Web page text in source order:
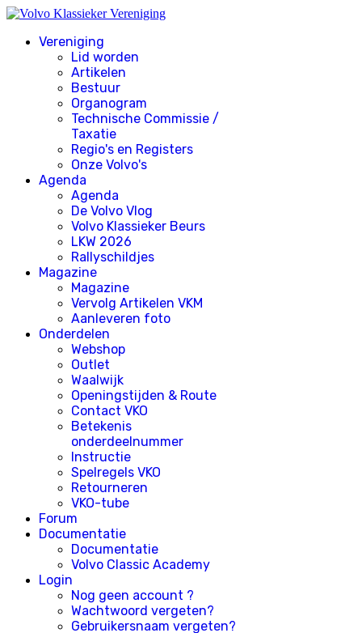
Vereniging
Lid worden
Artikelen
Bestuur
Organogram
Technische Commissie /
Taxatie
Regio's en Registers
Onze Volvo's
Agenda
Agenda
De Volvo Vlog
Volvo Klassieker Beurs
LKW 2026
Rallyschildjes
Magazine
Magazine
Vervolg Artikelen VKM
Aanleveren foto
Onderdelen
Webshop
Outlet
Waalwijk
Openingstijden & Route
Contact VKO
Betekenis
onderdeelnummer
Instructie
Spelregels VKO
Retourneren
VKO-tube
Forum
Documentatie
Documentatie
Volvo Classic Academy
Login
Nog geen account ?
Wachtwoord vergeten?
Gebruikersnaam vergeten?